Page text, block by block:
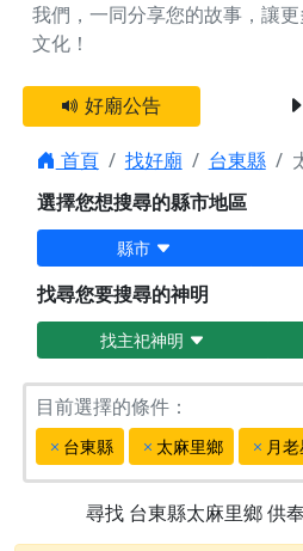
我們，一同分享您的故事，讓
文化！
好廟公告
首頁 找好廟 台東縣
選擇您想搜尋的縣市地區
縣市
找尋您要搜尋的神明
找主祀神明
目前選擇的條件：
台東縣 太麻里鄉 月
尋找 台東縣太麻里鄉供奉